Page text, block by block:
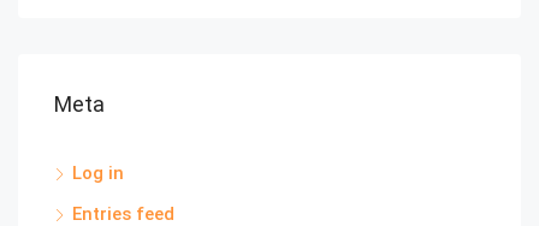
Meta
Log in
Entries feed